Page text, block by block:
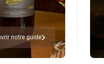
notre guide